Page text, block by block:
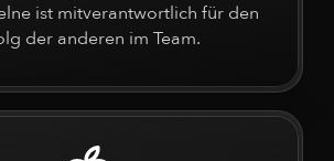
ist mitverantwortlich für den
der anderen im Team.